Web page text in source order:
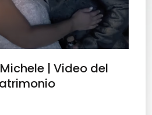
| Video del